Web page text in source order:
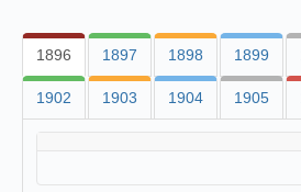
1896 1897 1898 1899
1902 1903 1904 1905